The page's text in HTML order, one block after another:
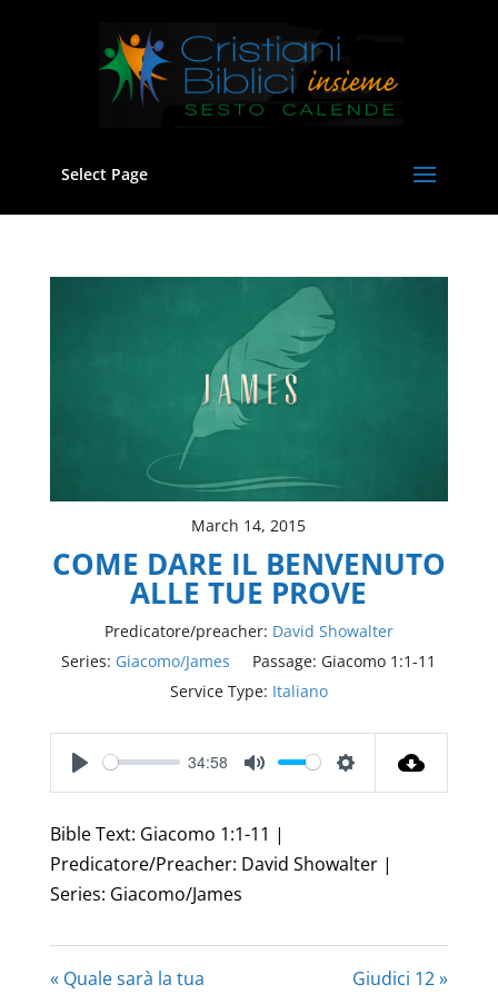
Select Page
March 14, 2015
COME DARE IL BENVENUTO
ALLE TUE PROVE
Predicatore/preacher: David Showalter
Series: Giacomo/James Passage: Giacomo 1:1-11
Service Type: Italiano
Play
34:58
Mute Settings
Bible Text: Giacomo 1:1-11 |
Predicatore/Preacher: David Showalter |
Series: Giacomo/James
« Quale sarà la tua
Giudici 12 »